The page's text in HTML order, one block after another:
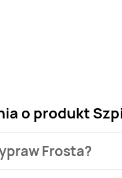
o produkt
Frosta?